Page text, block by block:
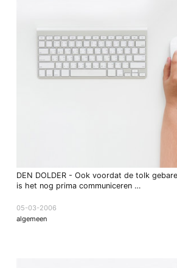
DEN DOLDER - Ook voordat de tolk
is het nog prima communiceren …
05-03-2006
algemeen